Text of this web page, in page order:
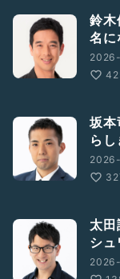
鈴
名に
坂
ら
太
シュ